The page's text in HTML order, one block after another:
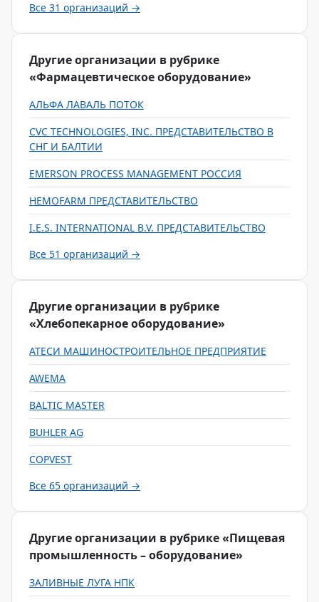
Все 31 организаций →
Другие организации в рубрике
«Фармацевтическое оборудование»
АЛЬФА ЛАВАЛЬ ПОТОК
CVC TECHNOLOGIES, INC. ПРЕДСТАВИТЕЛЬСТВО В
СНГ И БАЛТИИ
EMERSON PROCESS MANAGEMENT РОССИЯ
HEMOFARM ПРЕДСТАВИТЕЛЬСТВО
I.E.S. INTERNATIONAL B.V. ПРЕДСТАВИТЕЛЬСТВО
Все 51 организаций →
Другие организации в рубрике
«Хлебопекарное оборудование»
АТЕСИ МАШИНОСТРОИТЕЛЬНОЕ ПРЕДПРИЯТИЕ
AWEMA
BALTIC MASTER
BUHLER AG
COPVEST
Все 65 организаций →
Другие организации в рубрике «Пищевая
промышленность – оборудование»
ЗАЛИВНЫЕ ЛУГА НПК